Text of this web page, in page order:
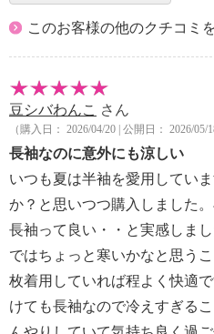
このお客様の他のクチコミ
豆シバわんこ さん
（購入日： 2026/04/20 | 公開日： 2026/05/
長袖なのに意外にも涼しい
いつも夏は半袖を愛用してい
か？と思いつつ購入しました
長袖って良い・・と実感しま
ではちょっと寒いかなと思う
枚着用していれば程よく快適
けても長袖なので冷えすぎる